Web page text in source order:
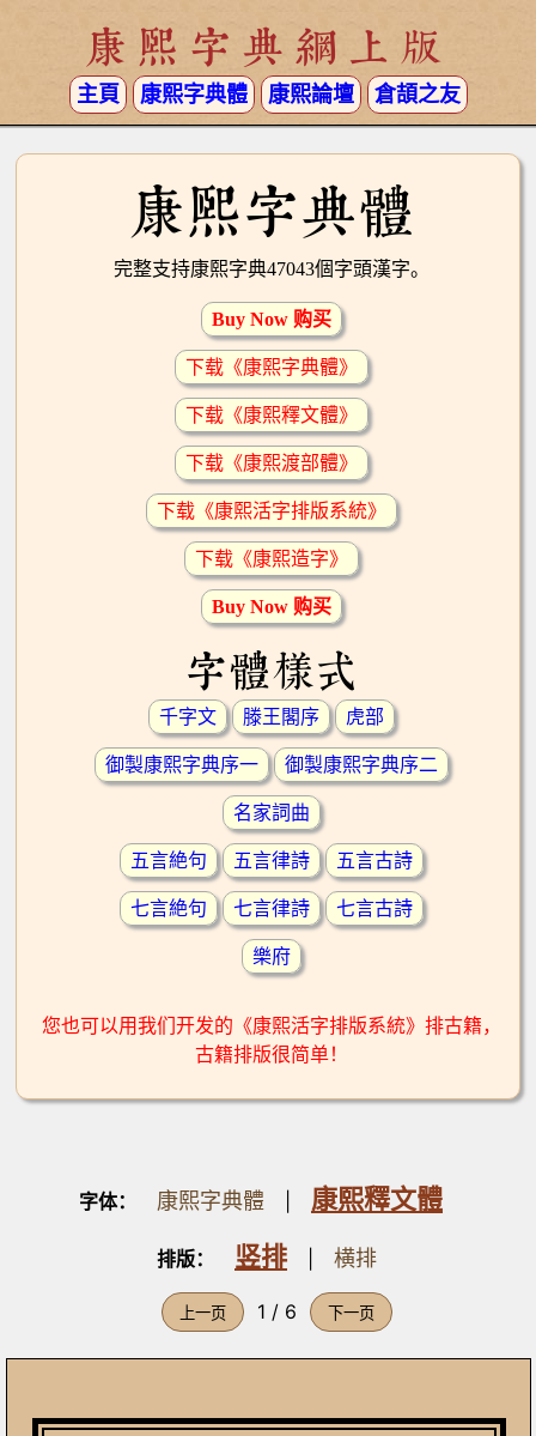
康熙字典網上版
主頁 康熙字典體 康熙論壇 倉頡之友
康熙字典體
完整支持康熙字典47043個字頭漢字。
Buy Now 购买
下载《康熙字典體》
下载《康熙釋文體》
下载《康熙渡部體》
下载《康熙活字排版系統》
下载《康熙造字》
Buy Now 购买
字體樣式
千字文 滕王閣序 虎部
御製康熙字典序一 御製康熙字典序二
名家詞曲
五言絶句 五言律詩 五言古詩
七言絶句 七言律詩 七言古詩
樂府
您也可以用我们开发的《康熙活字排版系統》排古籍，
古籍排版很简单！
字体： 康熙字典體 康熙釋文體
排版： 竖排 横排
上一页 1 / 6 下一页